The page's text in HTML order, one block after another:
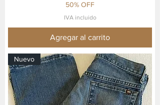
50% OFF
IVA incluido
Agregar al carrito
Nuevo